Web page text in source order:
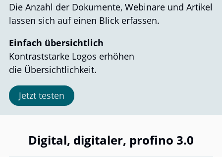
Die Anzahl der Dokumente, Webinare und Artikel
lassen sich auf einen Blick erfassen.
Einfach übersichtlich
Kontraststarke Logos erhöhen
die Übersichtlichkeit.
Jetzt testen
Digital, digitaler, profino 3.0